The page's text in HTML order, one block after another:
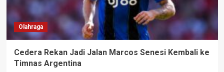
Olahraga
Cedera Rekan Jadi Jalan Marcos Senesi Kembali ke
Timnas Argentina